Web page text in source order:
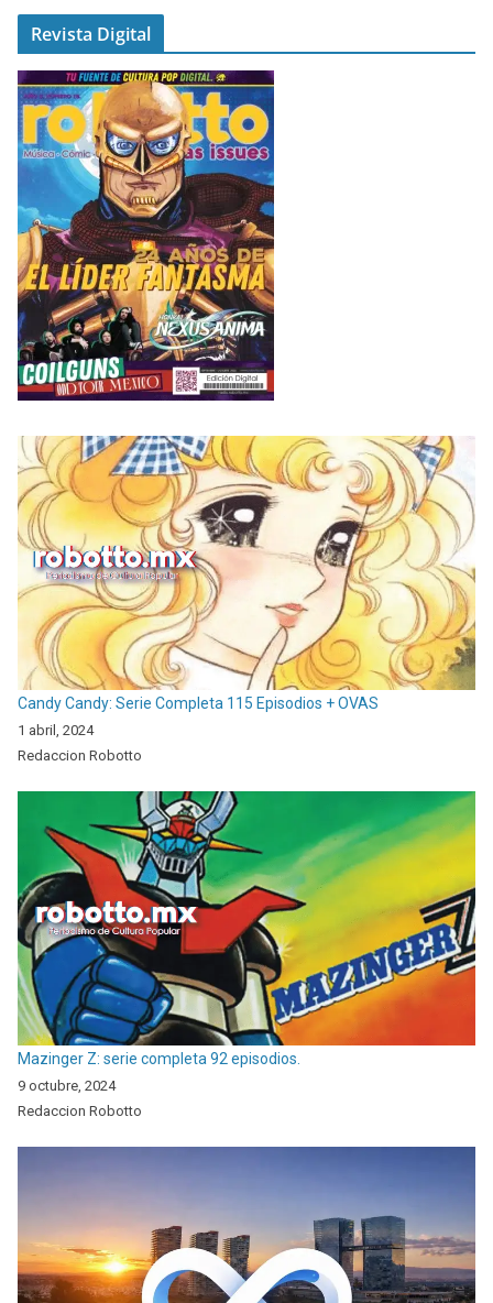
Revista Digital
Candy Candy: Serie Completa 115 Episodios + OVAS
1 abril, 2024
Redaccion Robotto
Mazinger Z: serie completa 92 episodios.
9 octubre, 2024
Redaccion Robotto